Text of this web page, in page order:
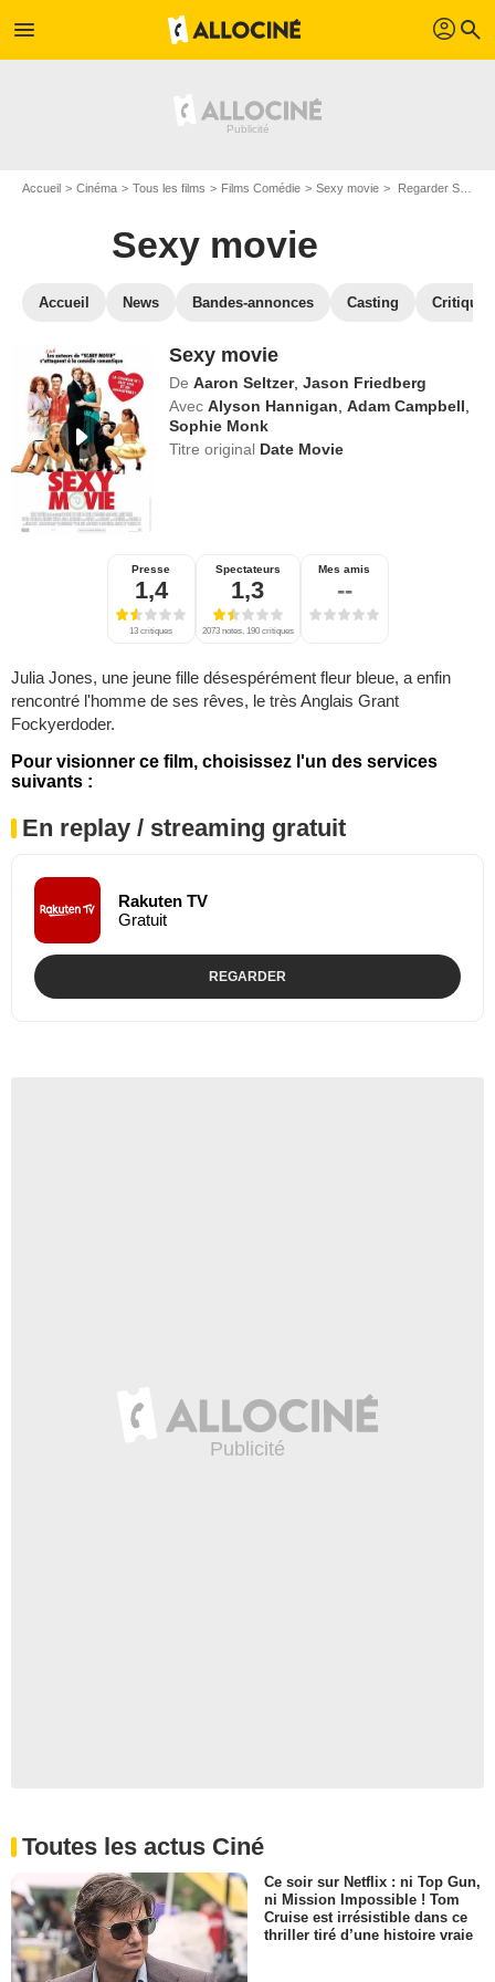
menu profil search
Accueil Cinéma Tous les films Films Comédie Sexy movie Regarder Sexy movie en SVOD
Sexy movie
Accueil News Bandes-annonces Casting
Sexy movie
De Aaron Seltzer,Jason Friedberg
Avec Alyson Hannigan ,Adam Campbell
Sophie Monk
Titre original Date Movie
Presse
1,4
13 critiques
Spectateurs
1,3
2073 notes, 190 critiques
Mes amis
--
Julia Jones, une jeune fille désespérément fleur bleue, a enfin
rencontré l'homme de ses rêves, le très Anglais Grant
Fockyerdoder.
Pour visionner ce film, choisissez l'un des services
suivants :
En replay / streaming gratuit
Rakuten TV
Gratuit
REGARDER
Toutes les actus Ciné
Ce soir sur Netflix : ni Top Gun,
ni Mission Impossible ! Tom
Cruise est irrésistible dans ce
thriller tiré d’une histoire vraie